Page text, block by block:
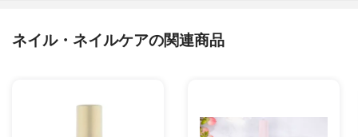
ネイル・ネイルケアの関連商品